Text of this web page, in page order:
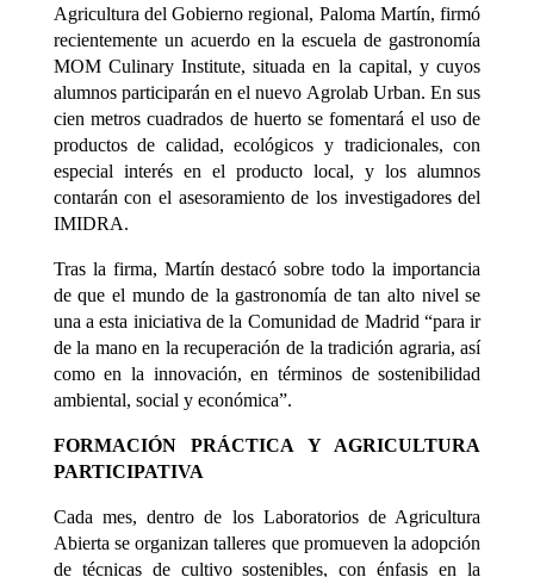
Agricultura del Gobierno regional, Paloma Martín, firmó
recientemente un acuerdo en la escuela de gastronomía
MOM Culinary Institute, situada en la capital, y cuyos
alumnos participarán en el nuevo Agrolab Urban. En sus
cien metros cuadrados de huerto se fomentará el uso de
productos de calidad, ecológicos y tradicionales, con
especial interés en el producto local, y los alumnos
contarán con el asesoramiento de los investigadores del
IMIDRA.
Tras la firma, Martín destacó sobre todo la importancia
de que el mundo de la gastronomía de tan alto nivel se
una a esta iniciativa de la Comunidad de Madrid “para ir
de la mano en la recuperación de la tradición agraria, así
como en la innovación, en términos de sostenibilidad
ambiental, social y económica”.
FORMACIÓN PRÁCTICA Y AGRICULTURA
PARTICIPATIVA
Cada mes, dentro de los Laboratorios de Agricultura
Abierta se organizan talleres que promueven la adopción
de técnicas de cultivo sostenibles, con énfasis en la